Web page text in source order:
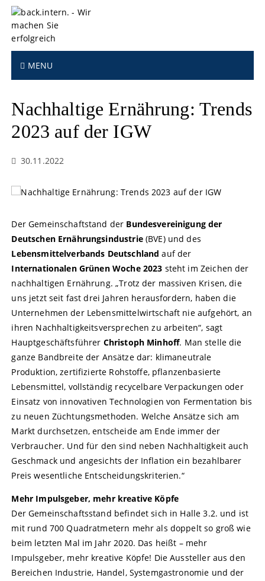
MENU
Nachhaltige Ernährung: Trends
2023 auf der IGW
30.11.2022
Der Gemeinschaftstand der Bundesvereinigung der
Deutschen Ernährungsindustrie (BVE) und des
Lebensmittelverbands Deutschland auf der
Internationalen Grünen Woche 2023 steht im Zeichen der
nachhaltigen Ernährung. „Trotz der massiven Krisen, die
uns jetzt seit fast drei Jahren herausfordern, haben die
Unternehmen der Lebensmittelwirtschaft nie aufgehört, an
ihren Nachhaltigkeitsversprechen zu arbeiten“, sagt
Hauptgeschäftsführer Christoph Minhoff. Man stelle die
ganze Bandbreite der Ansätze dar: klimaneutrale
Produktion, zertifizierte Rohstoffe, pflanzenbasierte
Lebensmittel, vollständig recycelbare Verpackungen oder
Einsatz von innovativen Technologien von Fermentation bis
zu neuen Züchtungsmethoden. Welche Ansätze sich am
Markt durchsetzen, entscheide am Ende immer der
Verbraucher. Und für den sind neben Nachhaltigkeit auch
Geschmack und angesichts der Inflation ein bezahlbarer
Preis wesentliche Entscheidungskriterien.“
Mehr Impulsgeber, mehr kreative Köpfe
Der Gemeinschaftsstand befindet sich in Halle 3.2. und ist
mit rund 700 Quadratmetern mehr als doppelt so groß wie
beim letzten Mal im Jahr 2020. Das heißt – mehr
Impulsgeber, mehr kreative Köpfe! Die Aussteller aus den
Bereichen Industrie, Handel, Systemgastronomie und der